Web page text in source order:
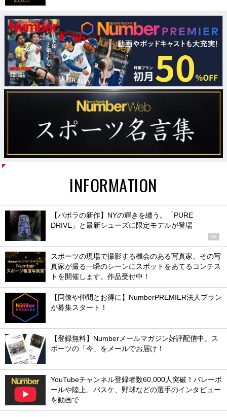
INFORMATION
【バボラの新作】NYの輝きを纏う。「PURE
DRIVE」と最新シューズに限定モデルが登場
PR
スポーツの現場で撮影する機会のある写真家、その写
真家が撮る一瞬のシーンにスポットをあてるコンテス
トを開催します。作品受付中！
【同僚や仲間とお得に】NumberPREMIER法人プラン
が募集スタート！
【登録無料】Numberメールマガジン好評配信中。ス
ポーツの「今」をメールでお届け！
YouTubeチャンネル登録者数60,000人突破！バレーボ
ールや陸上、バスケ、野球などの選手のインタビュー
を動画で